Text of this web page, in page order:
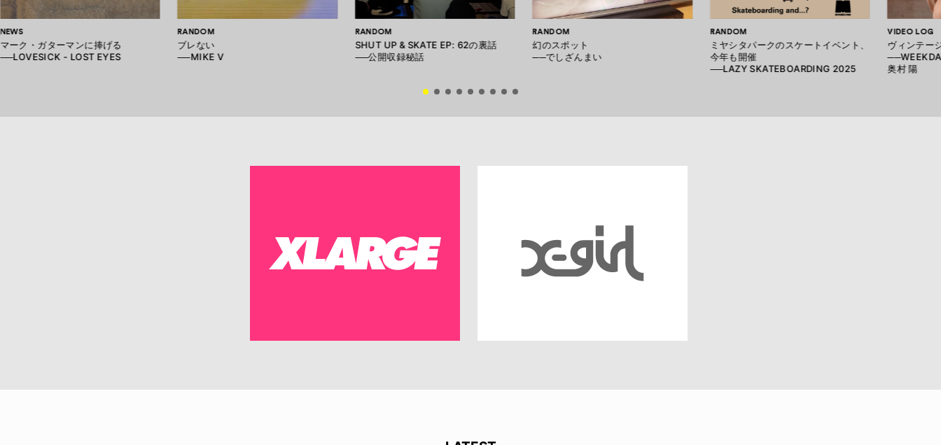
NEWS
マーク・ガターマンに捧げる
──LOVESICK - LOST EYES
RANDOM
ブレない
──MIKE V
RANDOM
SHUT UP & SKATE EP: 62の裏話
──公開収録秘話
RANDOM
幻のスポット
──でしざんまい
RANDOM
ミヤシタパークのスケートイベント、
今年も開催
──LAZY SKATEBOARDING 2025
VIDEO LOG
ヴィンテー
奥村 陽